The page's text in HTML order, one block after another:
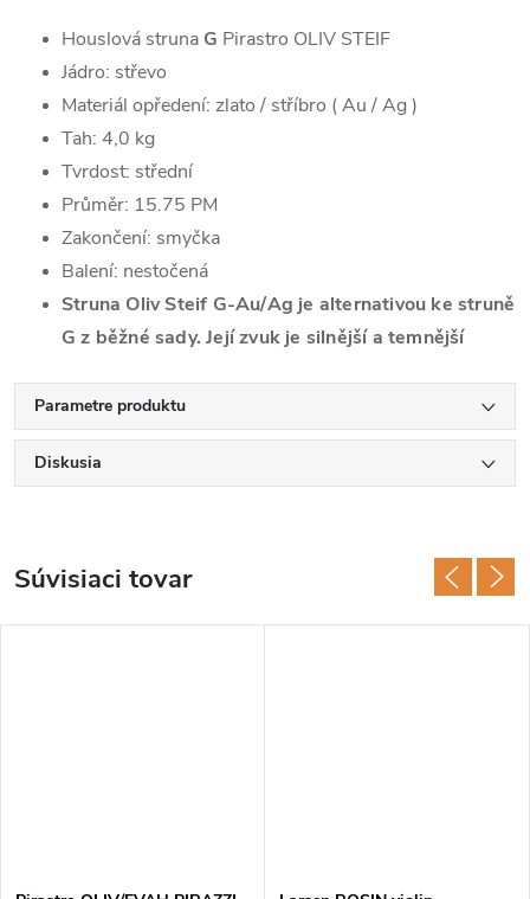
Houslová struna G Pirastro OLIV STEIF
Jádro: střevo
Materiál opředení: zlato / stříbro ( Au / Ag )
Tah: 4,0 kg
Tvrdost: střední
Průměr: 15.75 PM
Zakončení: smyčka
Balení: nestočená
Struna Oliv Steif G-Au/Ag je alternativou ke struně
G z běžné sady. Její zvuk je silnější a temnější
Parametre produktu
Diskusia
Súvisiaci tovar